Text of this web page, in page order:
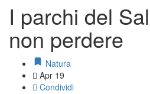
I parchi del
non perdere
Natura
Apr 19
Condividi